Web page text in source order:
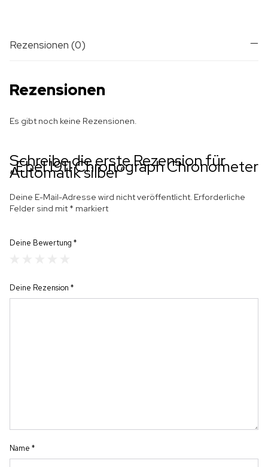
Rezensionen (0)
Rezensionen
Es gibt noch keine Rezensionen.
Schreibe die erste Rezension für
„Ebel 1911 Chronograph Chronometer
Automatik silber“
Deine E-Mail-Adresse wird nicht veröffentlicht. Erforderliche
Felder sind mit * markiert
Deine Bewertung *
Deine Rezension *
Name *